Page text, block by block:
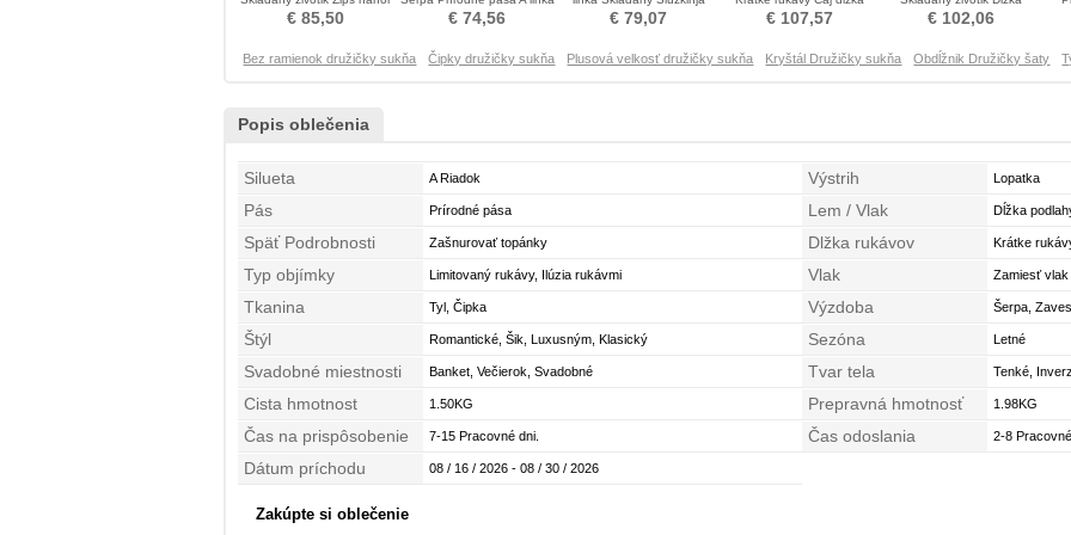
Družica obleko
€ 85,50
Družičky šaty
€ 74,56
obleko časti
€ 79,07
Družičky šaty
€ 107,57
podlahy Družica obleko
€ 102,06
Bez ramienok družičky sukňa Čipky družičky sukňa Plusová velkosť družičky sukňa Kryštál Družičky sukňa Obdĺžnik Družičky šaty
Popis oblečenia
Silueta A Riadok Výstrih Lopatka
Pás Prírodné pása Lem / Vlak Dĺžka
Späť Podrobnosti Zašnurovať topánky Dlžka rukávov Krátke
Typ objímky Limitovaný rukávy, Ilúzia rukávmi Vlak Zamiesť vlak
Tkanina Tyl, Čipka Výzdoba Šerpa,
korálok
Štýl Romantické, Šik, Luxusným, Klasický Sezóna Letné
Svadobné miestnosti Banket, Večierok, Svadobné Tvar tela Tenké,
Cista hmotnost 1.50KG Prepravná hmotnosť 1.98KG
Čas na prispôsobenie 7-15 Pracovné dni. Čas odoslania 2-8 Pracovné
Dátum príchodu 08 / 16 / 2026 - 08 / 30 / 2026
Zakúpte si oblečenie